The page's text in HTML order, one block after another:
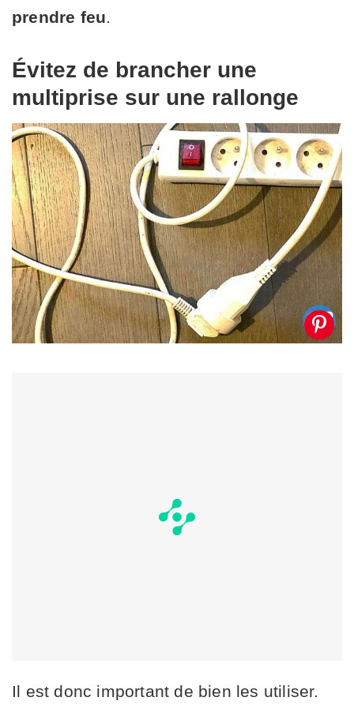
prendre feu.
Évitez de brancher une
multiprise sur une rallonge
Il est donc important de bien les utiliser.